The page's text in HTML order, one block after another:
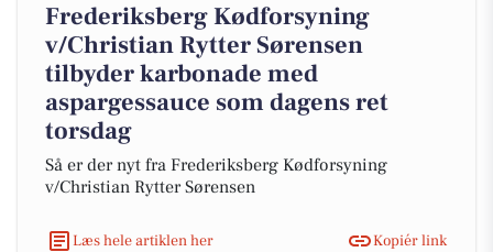
Frederiksberg Kødforsyning
v/Christian Rytter Sørensen
tilbyder karbonade med
aspargessauce som dagens ret
torsdag
Så er der nyt fra Frederiksberg Kødforsyning
v/Christian Rytter Sørensen
Læs hele artiklen her Kopiér link